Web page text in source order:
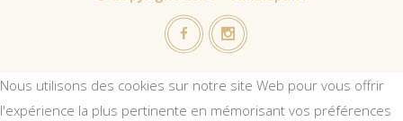
Nous utilisons des cookies sur notre site Web pour vous offrir
l'expérience la plus pertinente en mémorisant vos préférences